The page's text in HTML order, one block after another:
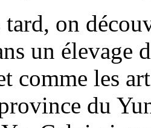
on
un élevage
comme les
du